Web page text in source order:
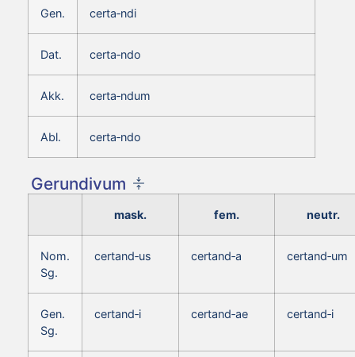
Gen. certa‑ndi
Dat. certa‑ndo
Akk. certa‑ndum
Abl. certa‑ndo
Gerundivum
mask. fem. neutr.
Nom.
Sg.
certand‑us certand‑a certand‑um
Gen.
Sg.
certand‑i certand‑ae certand‑i